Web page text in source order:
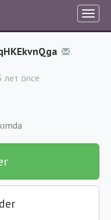
лет önce